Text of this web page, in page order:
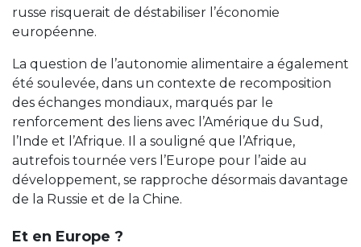
russe risquerait de déstabiliser l’économie
européenne.
La question de l’autonomie alimentaire a également
été soulevée, dans un contexte de recomposition
des échanges mondiaux, marqués par le
renforcement des liens avec l’Amérique du Sud,
l’Inde et l’Afrique. Il a souligné que l’Afrique,
autrefois tournée vers l’Europe pour l’aide au
développement, se rapproche désormais davantage
de la Russie et de la Chine.
Et en Europe ?